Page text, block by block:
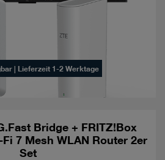
| Lieferzeit 1-2 Werktage
Bridge + FRITZ!Box
7 Mesh WLAN Router 2er
Set